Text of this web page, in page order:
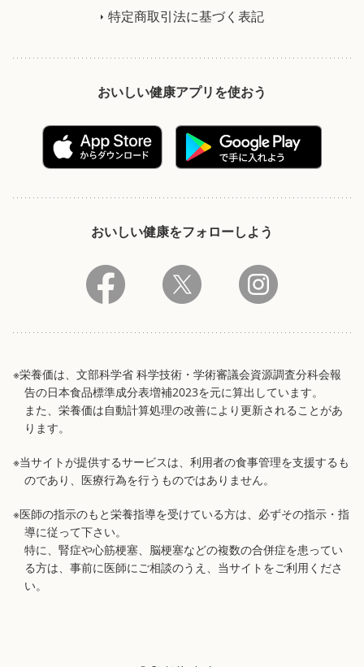
特定商取引法に基づく表記
おいしい健康アプリを使おう
おいしい健康をフォローしよう
※栄養価は、文部科学省 科学技術・学術審議会資源調査分科会報
告の日本食品標準成分表増補2023を元に算出しています。
また、栄養価は自動計算処理の改善により更新されることがあ
ります。
※当サイトが提供するサービスは、利用者の食事管理を支援するも
のであり、医療行為を行うものではありません。
※医師の指示のもと栄養指導を受けている方は、必ずその指示・指
導に従って下さい。
特に、腎症や心筋梗塞、脳梗塞などの複数の合併症を患ってい
る方は、事前に医師にご相談のうえ、当サイトをご利用くださ
い。